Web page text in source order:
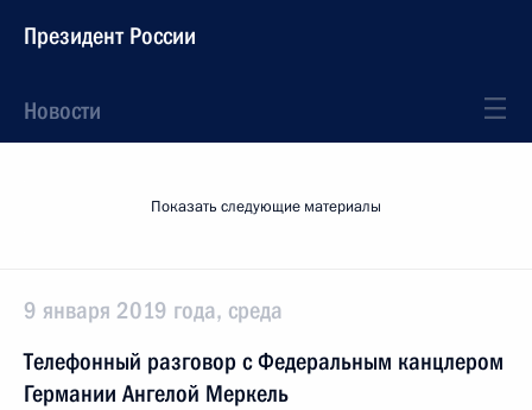
Президент России
Новости
Показать следующие материалы
9 января 2019 года, среда
Телефонный разговор с Федеральным канцлером
Германии Ангелой Меркель